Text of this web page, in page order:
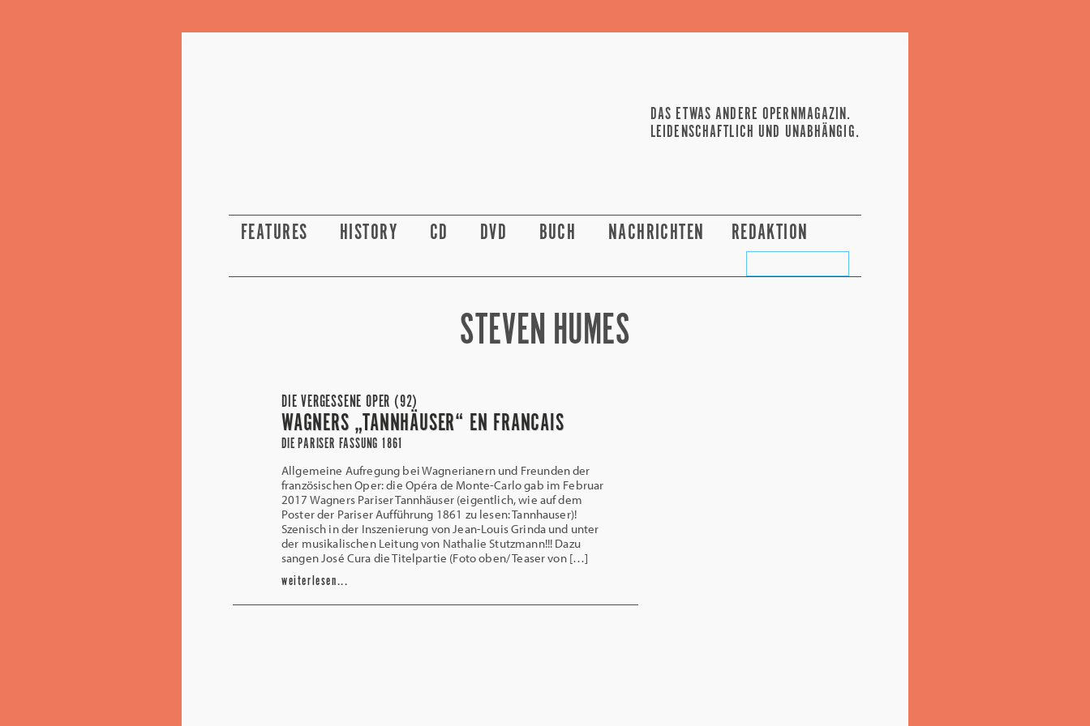
DAS ETWAS ANDERE OPERNMAGAZIN.
LEIDENSCHAFTLICH UND UNABHÄNGIG.
FEATURES HISTORY CD DVD BUCH NACHRICHTEN REDAKTION
STEVEN HUMES
DIE VERGESSENE OPER (92)
WAGNERS „TANNHÄUSER“ EN FRANCAIS
DIE PARISER FASSUNG 1861
Allgemeine Aufregung bei Wagnerianern und Freunden der
französischen Oper: die Opéra de Monte-Carlo gab im Februar
2017 Wagners Pariser Tannhäuser (eigentlich, wie auf dem
Poster der Pariser Aufführung 1861 zu lesen: Tannhauser)!
Szenisch in der Inszenierung von Jean-Louis Grinda und unter
der musikalischen Leitung von Nathalie Stutzmann!!! Dazu
sangen José Cura die Titelpartie (Foto oben/ Teaser von […]
weiterlesen...